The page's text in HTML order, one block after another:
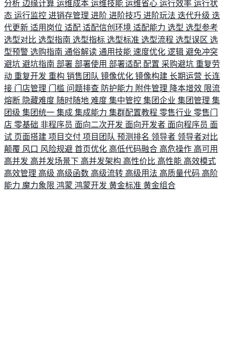
分析 边缘计算 运维成本 运维技能 运维省心 运行效率 运行状
态 运行监控 进销存管理 进阶 进阶技巧 进阶玩法 迭代升级 迭
代更新 适用岗位 适配 适配信创环境 适配能力 选型 选型参考
选型对比 选型指南 选型指标 选型标准 选型流程 选型误区 选
型预警 选购指南 通俗解读 通用技能 速度优化 逻辑 避免冲突
避坑 避坑指南 部署 部署使用 部署适配 配置 采购避坑 重复劳
动 重复开发 重构 销售团队 镜像优化 镜像构建 长期运营 长连
接 门店管理 门槛 问题排查 防护能力 附件管理 降本增效 限流
熔断 隐藏难度 随时随地 难度 集中管控 集团企业 集团管理 集
团级 集团统一 集成 集成能力 集群配置教程 零售行业 零售门
店 零基础 非程序员 面向二次开发 面向开发者 面向程序员 面
试 页面搭建 项目交付 项目团队 预测排名 领导者 领导者对比
颠覆 风口 风险规避 首页优化 高低代码融合 高危操作 高可用
高并发 高并发场景下 高并发架构 高性价比 高性能 高效模式
高效管理 高级 高级函数 高级流转 高级用法 高质量代码 高阶
能力 魔力象限 鸿蒙 鸿蒙开发 黄金标准 黄金组合